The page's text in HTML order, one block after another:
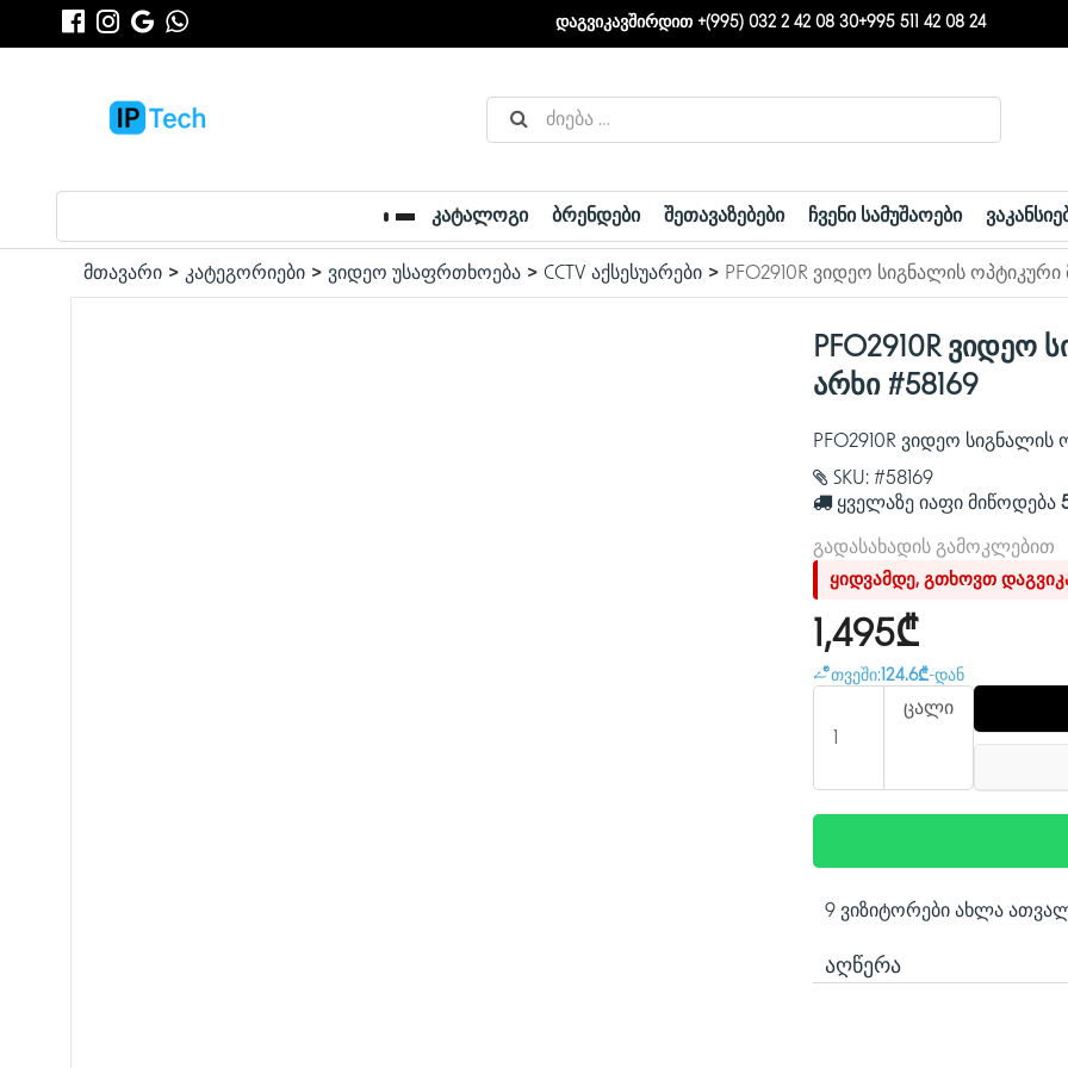
დაგვიკავშირდით +(995) 032 2 42 08 30+995 511 42 08 24
კატალოგი ბრენდები შეთავაზებები ჩვენი სამუშაოები
მთავარი კატეგორიები ვიდეო უსაფრთხოება CCTV აქსესუარები PFO2910R ვიდეო სიგნალის ოპტიკური
PFO2910R ვიდეო
არხი #58169
PFO2910R ვიდეო სიგნალის
SKU: #58169
ყველაზე იაფი მიწოდება
გადასახადის გამოკლებით
ყიდვამდე, გთხოვთ
1,495₾
თვეში: 124.6₾-დან
ცალი
9 ვიზიტორები ახლა
ᲐᲦᲬᲔᲠᲐ